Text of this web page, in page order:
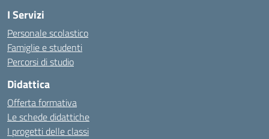
I Servizi
Personale scolastico
Famiglie e studenti
Percorsi di studio
Didattica
Offerta formativa
Le schede didattiche
I progetti delle classi